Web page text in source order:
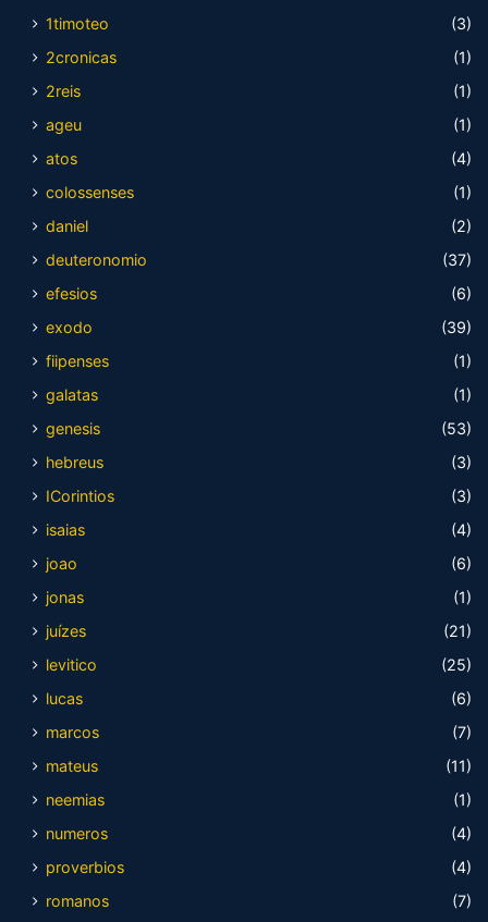
1timoteo
(3)
2cronicas
(1)
2reis
(1)
ageu
(1)
atos
(4)
colossenses
(1)
daniel
(2)
deuteronomio
(37)
efesios
(6)
exodo
(39)
fiipenses
(1)
galatas
(1)
genesis
(53)
hebreus
(3)
ICorintios
(3)
isaias
(4)
joao
(6)
jonas
(1)
juízes
(21)
levitico
(25)
lucas
(6)
marcos
(7)
mateus
(11)
neemias
(1)
numeros
(4)
proverbios
(4)
romanos
(7)